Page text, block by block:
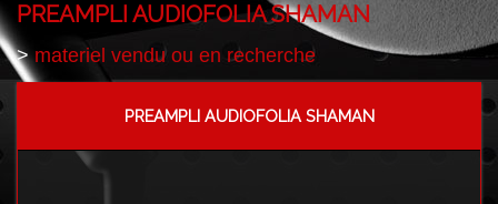
PREAMPLI AUDIOFOLIA SHAMAN
>materiel vendu ou en recherche
PREAMPLI AUDIOFOLIA SHAMAN